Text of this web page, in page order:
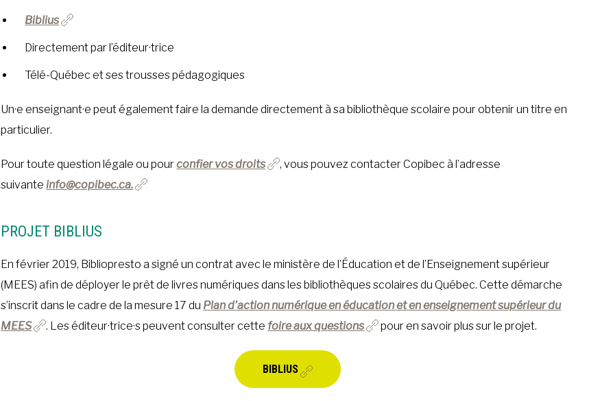
Biblius
Directement par l’éditeur·trice
Télé-Québec et ses trousses pédagogiques
Un·e enseignant·e peut également faire la demande directement à sa bibliothèque scolaire pour obtenir un titre en
particulier.
Pour toute question légale ou pourconfier vos droits
, vous pouvez contacter Copibec à l’adresse
suivanteinfo@copibec.ca.
PROJET BIBLIUS
En février 2019, Bibliopresto a signé un contrat avec le ministère de l’Éducation et de l’Enseignement supérieur
(MEES) afin de déployer le prêt de livres numériques dans les bibliothèques scolaires du Québec. Cette démarche
s’inscrit dans le cadre de la mesure 17 du Plan d’actionnumérique en éducation et en enseignement supérieur du
MEES
. Les éditeur·trice·s peuvent consulter cette foire aux questions pour en savoir plus sur le projet.
BIBLIUS